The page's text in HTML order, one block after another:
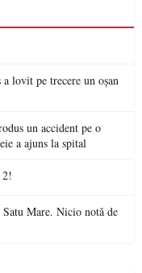
lovit pe trecere un oșan
un accident pe o
a ajuns la spital
Mare. Nicio notă de